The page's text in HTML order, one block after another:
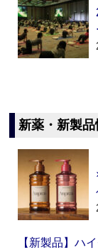
新薬・新製品
【新製品】ハ